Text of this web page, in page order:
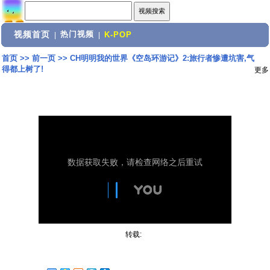
视频首页 热门视频 K-POP
首页>> 前一页>> CH明明我的世界《空岛环游记》2:旅行者惨遭坑害,气
得都上树了!
更多
转载: